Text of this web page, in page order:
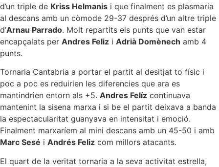
d’un triple de Kriss Helmanis i que finalment es plasmaria
al descans amb un còmode 29-37 després d’un altre triple
d’Arnau Parrado. Molt repartits els punts que van estar
encapçalats per Andres Feliz i Adrià Domènech amb 4
punts.
Tornaria Cantabria a portar el partit al desitjat to físic i
poc a poc es reduirien les diferencies que ara es
mantindrien entorn als +5. Andres Felíz continuava
mantenint la sisena marxa i si be el partit deixava a banda
la espectacularitat guanyava en intensitat i emoció.
Finalment marxaríem al mini descans amb un 45-50 i amb
Marc Sesé i Andrés Feliz com millors atacants.
El quart de la veritat tornaria a la seva activitat estrella,